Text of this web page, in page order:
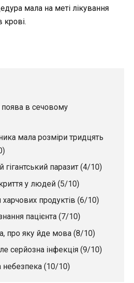
мала на меті лікування
крові.
поява в сечовому
мала розміри тридцять
гігантський паразит (4/10)
у людей (5/10)
продуктів (6/10)
пацієнта (7/10)
про яку йде мова (8/10)
серйозна інфекція (9/10)
небезпека (10/10)